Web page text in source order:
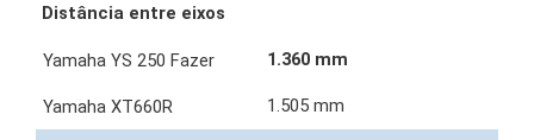
Distância entre eixos
1.360 mm
1.505 mm